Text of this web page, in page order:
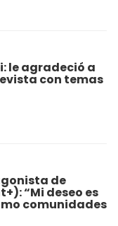
le agradeció a
con temas
de
“Mi deseo es
comunidades